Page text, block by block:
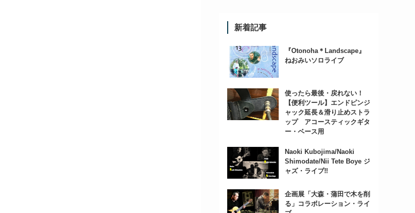
新着記事
『Otonoha＊Landscape』
ねおみいソロライブ
使ったら最後・戻れない！
【便利ツール】エンドピンジ
ャック延長＆滑り止めストラ
ップ アコースティックギタ
ー・ベース用
Naoki Kubojima/Naoki
Shimodate/Nii Tete Boye ジ
ャズ・ライブ‼
企画展「大森・蒲田で木を削
る」コラボレーション・ライ